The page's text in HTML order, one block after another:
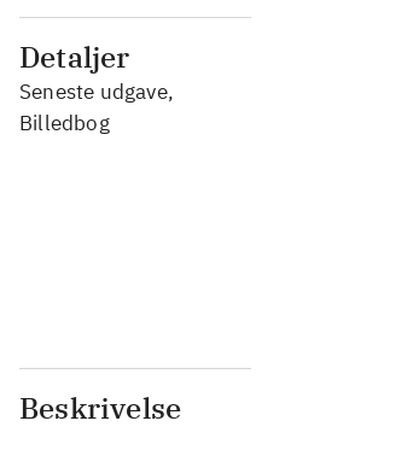
Detaljer
Seneste udgave,
Billedbog
Beskrivelse